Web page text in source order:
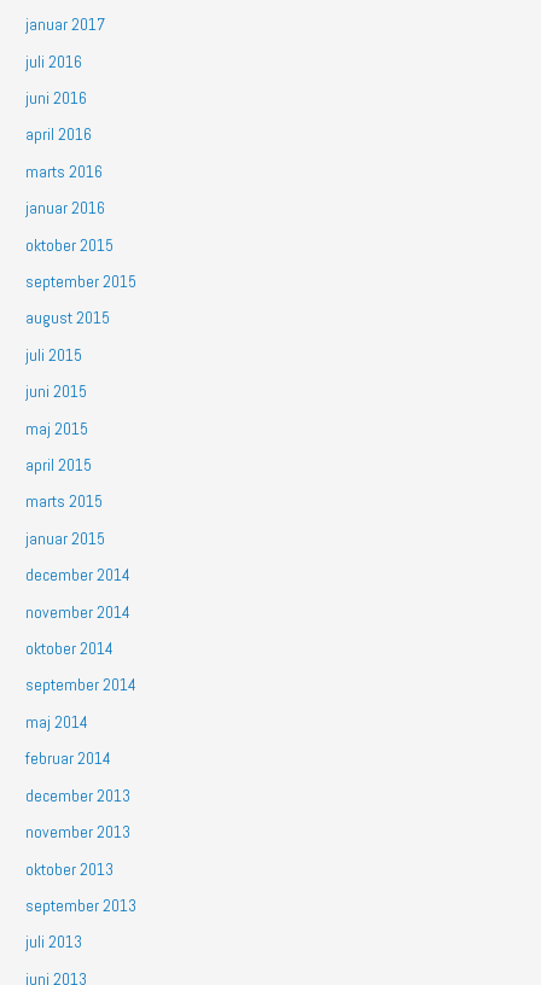
januar 2017
juli 2016
juni 2016
april 2016
marts 2016
januar 2016
oktober 2015
september 2015
august 2015
juli 2015
juni 2015
maj 2015
april 2015
marts 2015
januar 2015
december 2014
november 2014
oktober 2014
september 2014
maj 2014
februar 2014
december 2013
november 2013
oktober 2013
september 2013
juli 2013
juni 2013